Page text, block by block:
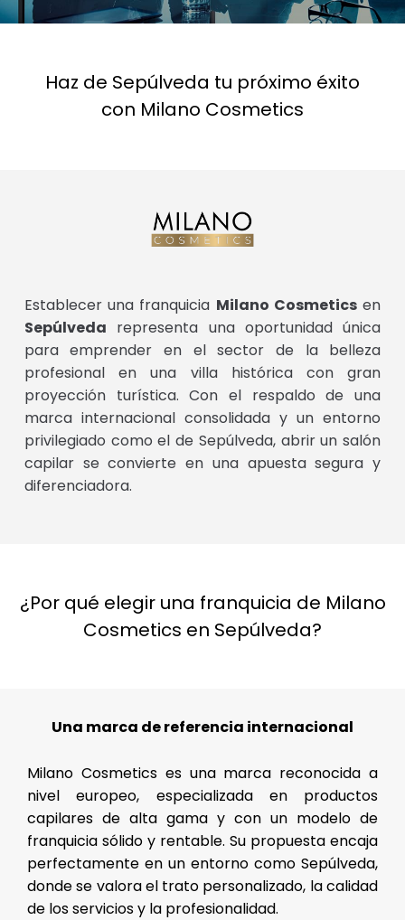
Haz de Sepúlveda tu próximo éxito
con Milano Cosmetics
Establecer una franquicia Milano Cosmeticsen
Sepúlveda representa una oportunidad única
para emprender en el sector de la belleza
profesional en una villa histórica con gran
proyección turística. Con el respaldo de una
marca internacional consolidada y un entorno
privilegiado como el de Sepúlveda, abrir un salón
capilar se convierte en una apuesta segura y
diferenciadora.
¿Por qué elegir una franquicia de Milano
Cosmetics en Sepúlveda?
Una marca de referencia internacional
Milano Cosmetics es una marca reconocida a
nivel europeo, especializada en productos
capilares de alta gama y con un modelo de
franquicia sólido y rentable. Su propuesta encaja
perfectamente en un entorno como Sepúlveda,
donde se valora el trato personalizado, la calidad
de los servicios y la profesionalidad.